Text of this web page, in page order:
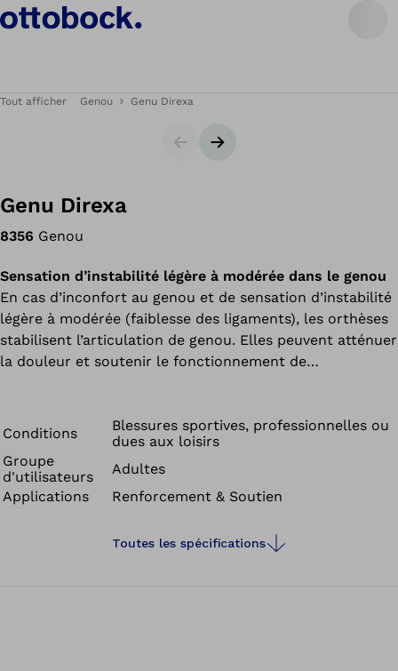
Tout afficher Genou Genu Direxa
CarrouselBannière suivante
Genu Direxa
8356 Genou
Sensation d’instabilité légère à modérée dans le genou
En cas d’inconfort au genou et de sensation d’instabilité
légère à modérée (faiblesse des ligaments), les orthèses
stabilisent l’articulation de genou. Elles peuvent atténuer
la douleur et soutenir le fonctionnement de
ressentez mieux ce qui se passe dans votre genou et
vous vous sentez plus en sécurité.
Conditions
Blessures sportives, professionnelles ou
dues aux loisirs
Groupe
d'utilisateurs
Adultes
Applications
Renforcement & Soutien
Toutes les spécifications